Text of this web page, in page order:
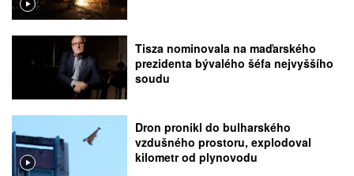
Tisza nominovala na maďarského
prezidenta bývalého šéfa nejvyššího
soudu
Dron pronikl do bulharského
vzdušného prostoru, explodoval
kilometr od plynovodu